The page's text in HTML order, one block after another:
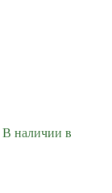
В наличии в